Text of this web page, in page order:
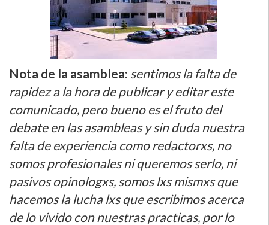
Nota de la asamblea: sentimos la falta de
rapidez a la hora de publicar y editar este
comunicado, pero bueno es el fruto del
debate en las asambleas y sin duda nuestra
falta de experiencia como redactorxs, no
somos profesionales ni queremos serlo, ni
pasivos opinologxs, somos lxs mismxs que
hacemos la lucha lxs que escribimos acerca
de lo vivido con nuestras practicas, por lo